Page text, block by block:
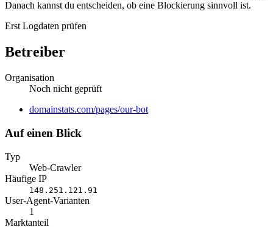
Danach kannst du entscheiden, ob eine Blockierung sinnvoll ist.
Erst Logdaten prüfen
Betreiber
Organisation
Noch nicht geprüft
Website
domainstats.com/pages/our-bot
Auf einen Blick
Typ
Web-Crawler
Häufige IP
148.251.121.91
User-Agent-Varianten
1
Marktanteil